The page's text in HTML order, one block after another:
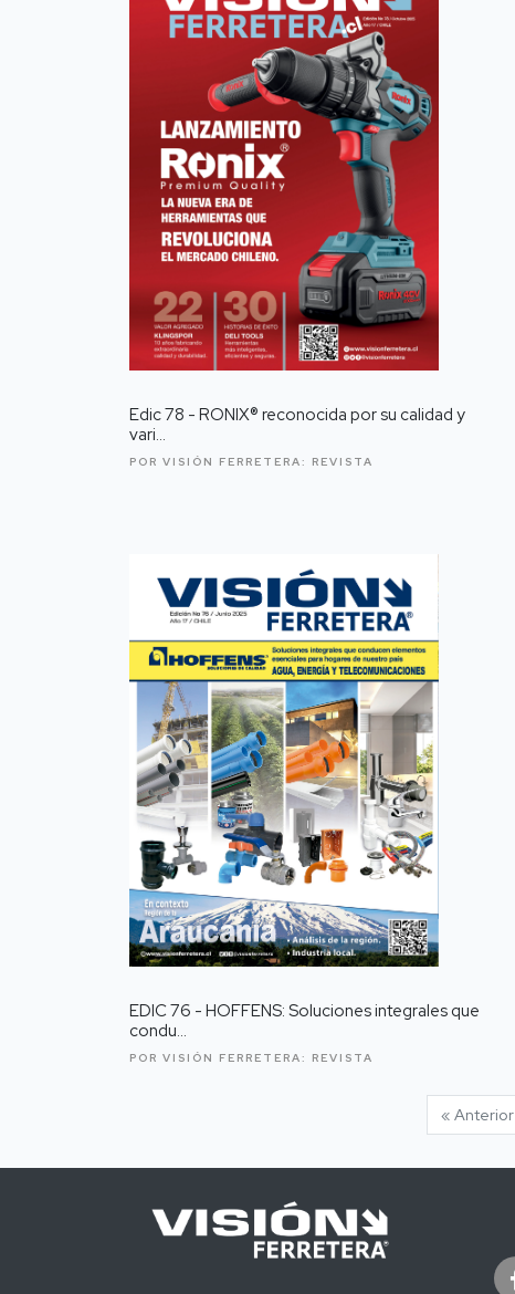
Edic 78 - RONIX® reconocida por su calidad y
vari...
POR VISIÓN FERRETERA: REVISTA
EDIC 76 - HOFFENS: Soluciones integrales que
condu...
POR VISIÓN FERRETERA: REVISTA
« Anterior